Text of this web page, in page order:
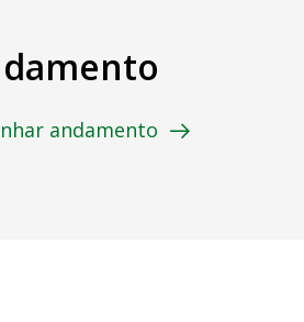
andamento